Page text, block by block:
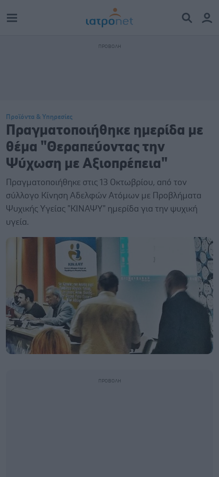
Προϊόντα & Υπηρεσίες
Πραγματοποιήθηκε ημερίδα με
θέμα "Θεραπεύοντας την
Ψύχωση με Αξιοπρέπεια"
Πραγματοποιήθηκε στις 13 Οκτωβρίου, από τον
σύλλογο Κίνηση Αδελφών Ατόμων με Προβλήματα
Ψυχικής Υγείας "ΚΙΝΑΨΥ" ημερίδα για την ψυχική
υγεία.